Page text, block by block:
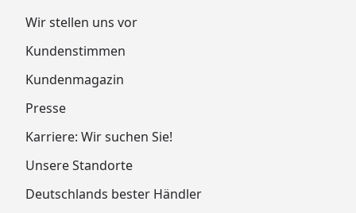
Wir stellen uns vor
Kundenstimmen
Kundenmagazin
Presse
Karriere: Wir suchen Sie!
Unsere Standorte
Deutschlands bester Händler